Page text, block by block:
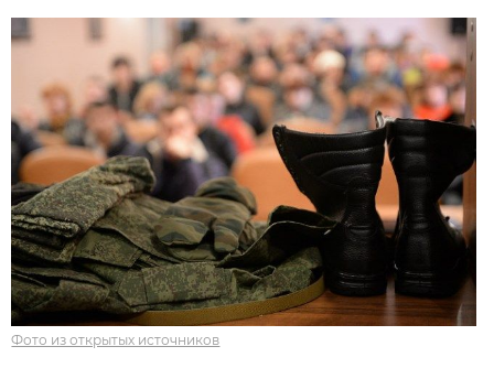
Фото из открытых источников